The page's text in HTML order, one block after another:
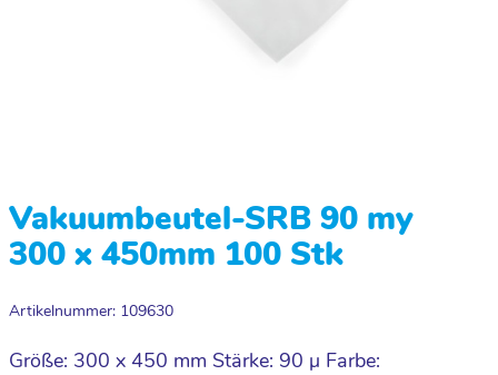
Vakuumbeutel-SRB 90 my
300 x 450mm 100 Stk
Artikelnummer: 109630
Größe: 300 x 450 mm Stärke: 90 µ Farbe: